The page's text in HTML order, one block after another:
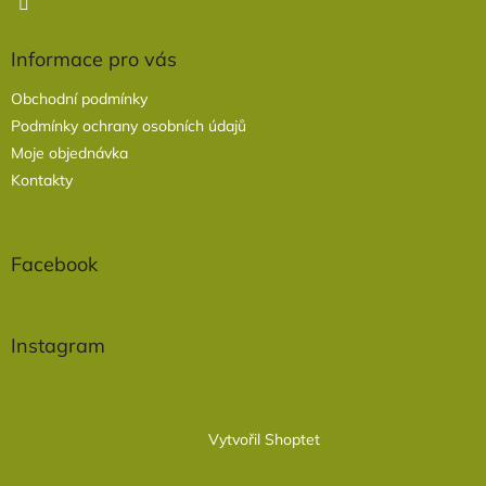
Informace pro vás
Obchodní podmínky
Podmínky ochrany osobních údajů
Moje objednávka
Kontakty
Facebook
Instagram
Vytvořil Shoptet